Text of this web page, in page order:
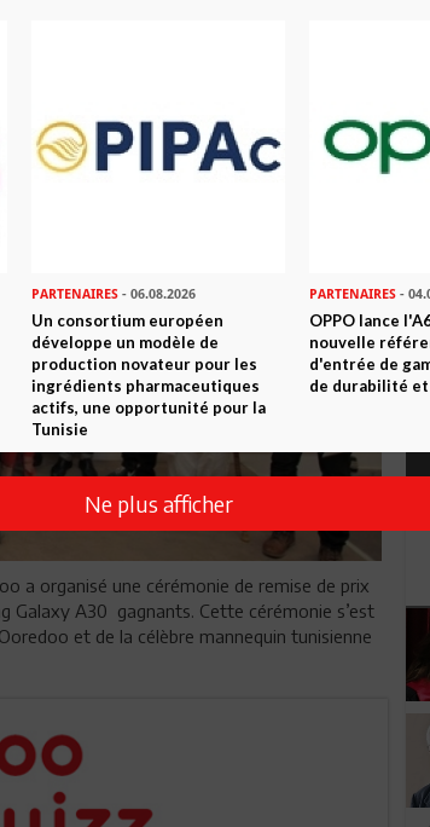
a organisé une cérémonie de remise de prix
Galaxy A30 gagnants. Cette cérémonie s’est
et de la célèbre mannequin tunisienne
PARTENAIRES - 06.08.2026
Un consortium européen
développe un modèle de
production novateur pour les
ingrédients pharmaceutiques
actifs, une opportunité pour la
Tunisie
PARTENAIRES-
OPPO lance
nouvelle
d'entrée de
de durabilité
Ne plus afficher